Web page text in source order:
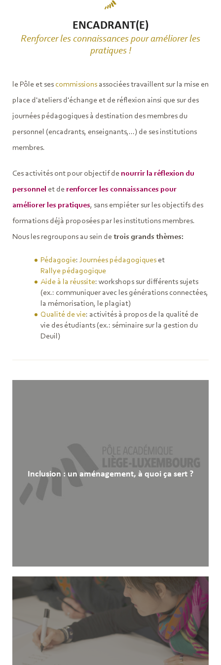
ENCADRANT(E)
Renforcer les connaissances pour améliorer les
pratiques !
le Pôle et ses commissions associées travaillent sur la mise en
place d'ateliers d'échange et de réflexion ainsi que sur des
journées pédagogiques à destination des membres du
personnel (encadrants, enseignants,...) de ses institutions
membres.
Ces activités ont pour objectif de nourrir la réflexion du
personnel et de renforcer les connaissances pour
améliorer les pratiques, sans empiéter sur les objectifs des
formations déjà proposées par les institutions membres.
Nous les regroupons au sein detrois grands thèmes:
Pédagogie: Journées pédagogiqueset
Rallye pédagogique
Aide à la réussite: workshops sur différents sujets
(ex.: communiquer avec les générations connectées,
la mémorisation, le plagiat)
Qualité de vie: activités à propos de la qualité de
vie des étudiants (ex.: séminaire sur la gestion du
Deuil)
Inclusion : un aménagement, à quoi ça sert ?